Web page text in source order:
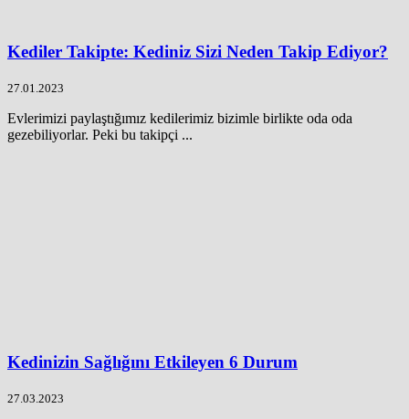
Kediler Takipte: Kediniz Sizi Neden Takip Ediyor?
27.01.2023
Evlerimizi paylaştığımız kedilerimiz bizimle birlikte oda oda
gezebiliyorlar. Peki bu takipçi ...
Kedinizin Sağlığını Etkileyen 6 Durum
27.03.2023